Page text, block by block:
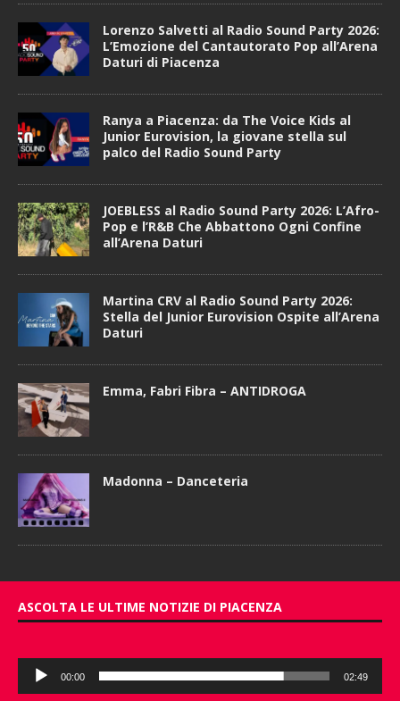
Lorenzo Salvetti al Radio Sound Party 2026:
L’Emozione del Cantautorato Pop all’Arena
Daturi di Piacenza
Ranya a Piacenza: da The Voice Kids al
Junior Eurovision, la giovane stella sul
palco del Radio Sound Party
JOEBLESS al Radio Sound Party 2026: L’Afro-
Pop e l’R&B Che Abbattono Ogni Confine
all’Arena Daturi
Martina CRV al Radio Sound Party 2026:
Stella del Junior Eurovision Ospite all’Arena
Daturi
Emma, Fabri Fibra – ANTIDROGA
Madonna – Danceteria
ASCOLTA LE ULTIME NOTIZIE DI PIACENZA
Audio
Player
00:00 02:49